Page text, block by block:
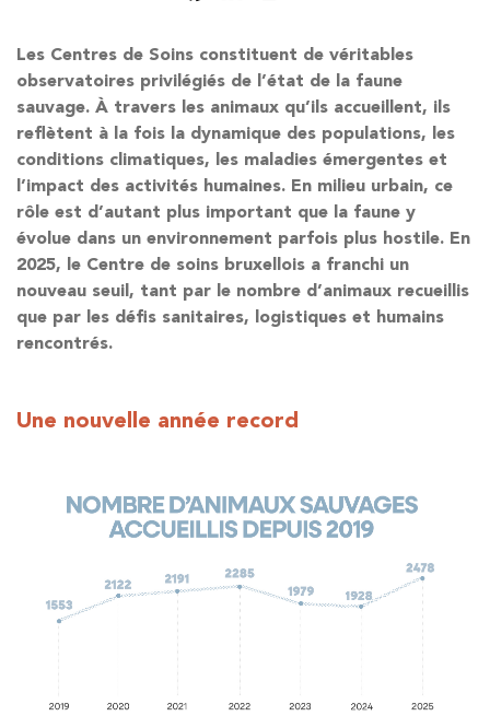
Les Centres de Soins constituent de véritables
observatoires privilégiés de l’état de la faune
sauvage. À travers les animaux qu’ils accueillent, ils
reflètent à la fois la dynamique des populations, les
conditions climatiques, les maladies émergentes et
l’impact des activités humaines. En milieu urbain, ce
rôle est d’autant plus important que la faune y
évolue dans un environnement parfois plus hostile. En
2025, le Centre de soins bruxellois a franchi un
nouveau seuil, tant par le nombre d’animaux recueillis
que par les défis sanitaires, logistiques et humains
rencontrés.
Une nouvelle année record